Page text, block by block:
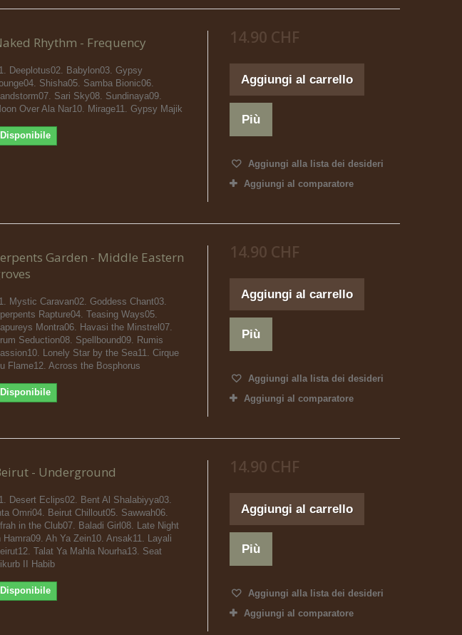
Rhythm - Frequency
Deeplotus02. Babylon03. Gypsy
Shisha05. Samba Bionic06.
Sari Sky08. Sundinaya09.
Over Ala Nar10. Mirage11. Gypsy Majik
Disponibile
14.90 CHF
Aggiungi al carrello
Più
Aggiungi alla lista dei desideri
Aggiungi al comparatore
Garden - Middle Eastern
Mystic Caravan02. Goddess Chant03.
Rapture04. Teasing Ways05.
Montra06. Havasi the Minstrel07.
Seduction08. Spellbound09. Rumis
Lonely Star by the Sea11. Cirque
Flame12. Across the Bosphorus
Disponibile
14.90 CHF
Aggiungi al carrello
Più
Aggiungi alla lista dei desideri
Aggiungi al comparatore
- Underground
Desert Eclips02. Bent Al Shalabiyya03.
Omri04. Beirut Chillout05. Sawwah06.
in the Club07. Baladi Girl08. Late Night
Hamra09. Ah Ya Zein10. Ansak11. Layali
Talat Ya Mahla Nourha13. Seat
II Habib
Disponibile
14.90 CHF
Aggiungi al carrello
Più
Aggiungi alla lista dei desideri
Aggiungi al comparatore